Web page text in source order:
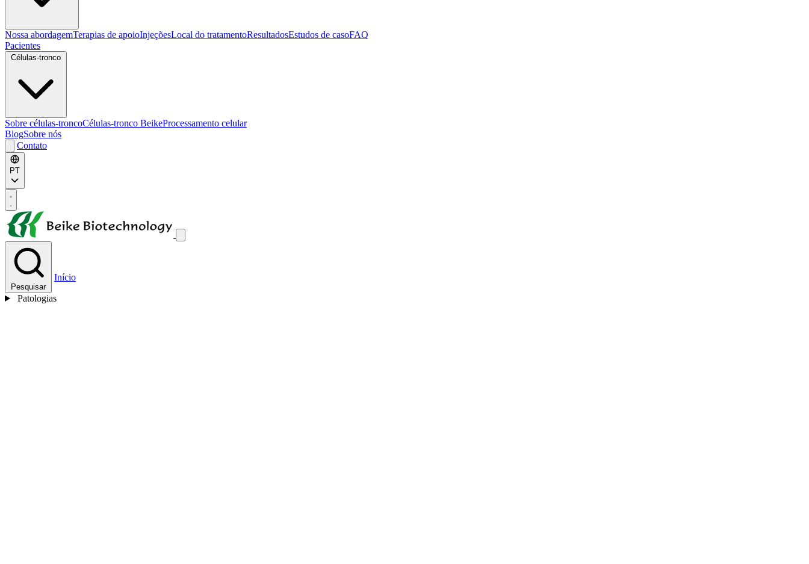
Nossa abordagemTerapias de apoioInjeçõesLocal do tratamentoResultadosEstudos de casoFAQ
Pacientes
Sobre células-troncoCélulas-tronco BeikeProcessamento celular
BlogSobre nós
Contato
PT
Pesquisar
Início
Patologias